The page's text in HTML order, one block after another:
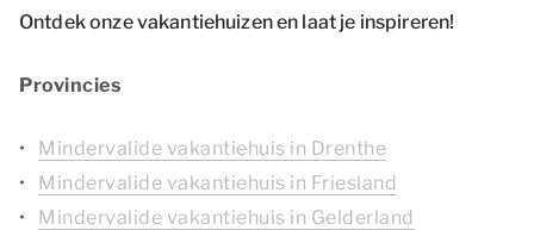
Ontdek onze vakantiehuizen en laat je inspireren!
Provincies
Mindervalide vakantiehuis in Drenthe
Mindervalide vakantiehuis in Friesland
Mindervalide vakantiehuis in Gelderland